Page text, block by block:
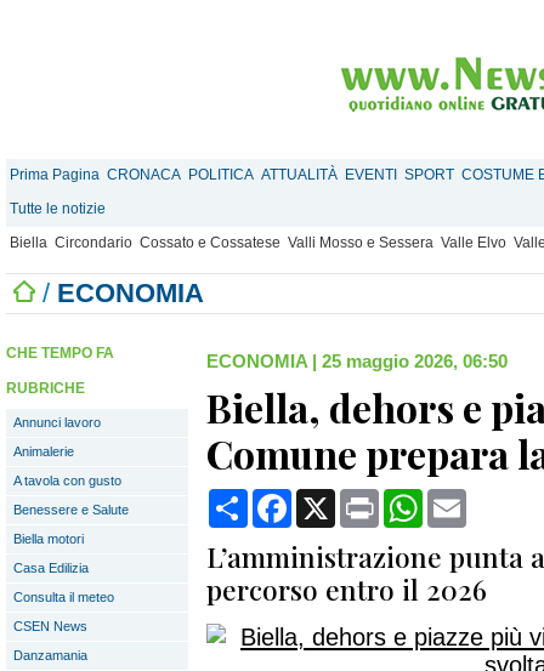
Prima Pagina CRONACA POLITICA ATTUALITÀ EVENTI SPORT COSTUME
Tutte le notizie
Biella Circondario Cossato e Cossatese Valli Mosso e Sessera Valle Elvo
/ ECONOMIA
CHE TEMPO FA
RUBRICHE
Annunci lavoro
Animalerie
A tavola con gusto
Benessere e Salute
Biella motori
Casa Edilizia
Consulta il meteo
CSEN News
Danzamania
ECONOMIA | 25 maggio 2026, 06:50
Biella, dehors e
Comune prepara
CondividiFacebook
X Print WhatsApp
L’amministrazione punta
percorso entro il 2026